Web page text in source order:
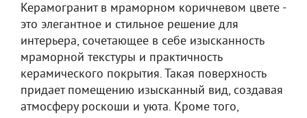
Керамогранит в мраморном коричневом цвете -
это элегантное и стильное решение для
интерьера, сочетающее в себе изысканность
мраморной текстуры и практичность
керамического покрытия. Такая поверхность
придает помещению изысканный вид, создавая
атмосферу роскоши и уюта. Кроме того,